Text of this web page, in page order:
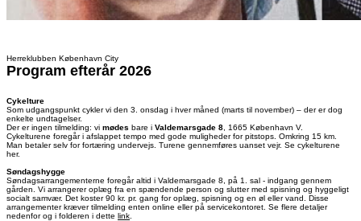
Herreklubben København City
Program efterår 2026
Cykelture
Som udgangspunkt cykler vi den 3. onsdag i hver måned (marts til november) – der er dog
enkelte undtagelser.
Der er ingen tilmelding: vi mødes bare i Valdemarsgade 8 , 1665 København V.
Cykelturene foregår i afslappet tempo med gode muligheder for pitstops. Omkring 15 km.
Man betaler selv for fortæring undervejs. Turene gennemføres uanset vejr. Se cykelturene
her.
Søndagshygge
Søndagsarrangementerne foregår altid i Valdemarsgade 8, på 1. sal - indgang gennem
gården. Vi arrangerer oplæg fra en spændende person og slutter med spisning og hyggeligt
socialt samvær. Det koster 90 kr. pr. gang for oplæg, spisning og en øl eller vand. Disse
arrangementer kræver tilmelding enten online eller på servicekontoret. Se flere detaljer
nedenfor og i folderen i dette link